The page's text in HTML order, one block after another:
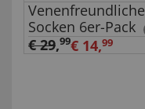
Venenfreundliche
Socken 6er-Pack
€ 29,99€ 14,99